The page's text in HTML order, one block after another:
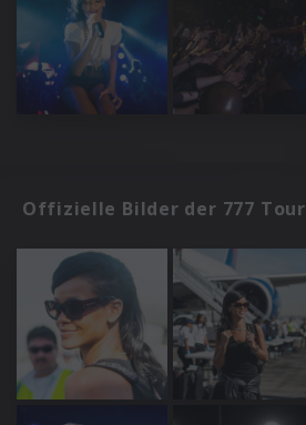
Offizielle Bilder der 777 Tour